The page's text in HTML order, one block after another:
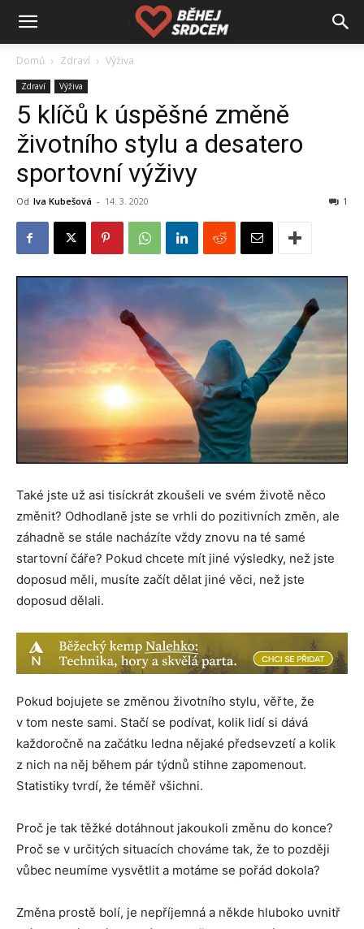
Domů Zdraví Výživa
Zdraví Výživa
5 klíčů k úspěšné změně
životního stylu a desatero
sportovní výživy
Od Iva Kubešová - 14. 3. 2020 1
Také jste už asi tisíckrát zkoušeli ve svém životě něco
změnit? Odhodlaně jste se vrhli do pozitivních změn, ale
záhadně se stále nacházíte vždy znovu na té samé
startovní čáře? Pokud chcete mít jiné výsledky, než jste
doposud měli, musíte začít dělat jiné věci, než jste
doposud dělali.
Pokud bojujete se změnou životního stylu, věřte, že
v tom neste sami. Stačí se podívat, kolik lidí si dává
každoročně na začátku ledna nějaké předsevzetí a kolik
z nich na něj během pár týdnů stihne zapomenout.
Statistiky tvrdí, že téměř všichni.
Proč je tak těžké dotáhnout jakoukoli změnu do konce?
Proč se v určitých situacích chováme tak, že to později
vůbec neumíme vysvětlit a motáme se pořád dokola?
Změna prostě bolí, je nepříjemná a někde hluboko uvnitř